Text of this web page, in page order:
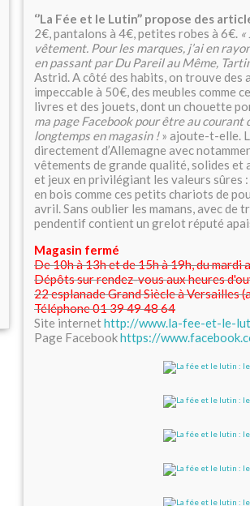
‘’La Fée et le Lutin’’ propose des
2€, pantalons à 4€, petites robes à 6€.
vêtement. Pour les marques, j’ai en
en passant par Du Pareil au Même,
Astrid. A côté des habits, on trouve
impeccable à 50€, des meubles comme
livres et des jouets, dont un chouette
ma page Facebook pour être au
longtemps en magasin !» ajoute-t-elle.
directement d’Allemagne avec
vêtements de grande qualité, solides et
et jeux en privilégiant les valeurs sûres
en bois comme ces petits chariots de
avril. Sans oublier les mamans, avec
pendentif contient un grelot réputé
Magasin fermé
De 10h à 13h et de 15h à 19h, du mardi
Dépôts sur rendez-vous aux heures
22 esplanade Grand Siècle à Versailles
Téléphone 01 39 49 48 64
Site internethttp://www.la-fee-et-le-
Page Facebookhttps://